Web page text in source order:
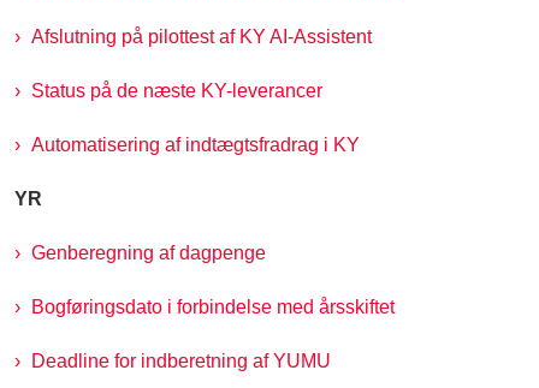
Afslutning på pilottest af KY AI-Assistent
Status på de næste KY-leverancer
Automatisering af indtægtsfradrag i KY
YR
Genberegning af dagpenge
Bogføringsdato i forbindelse med årsskiftet
Deadline for indberetning af YUMU